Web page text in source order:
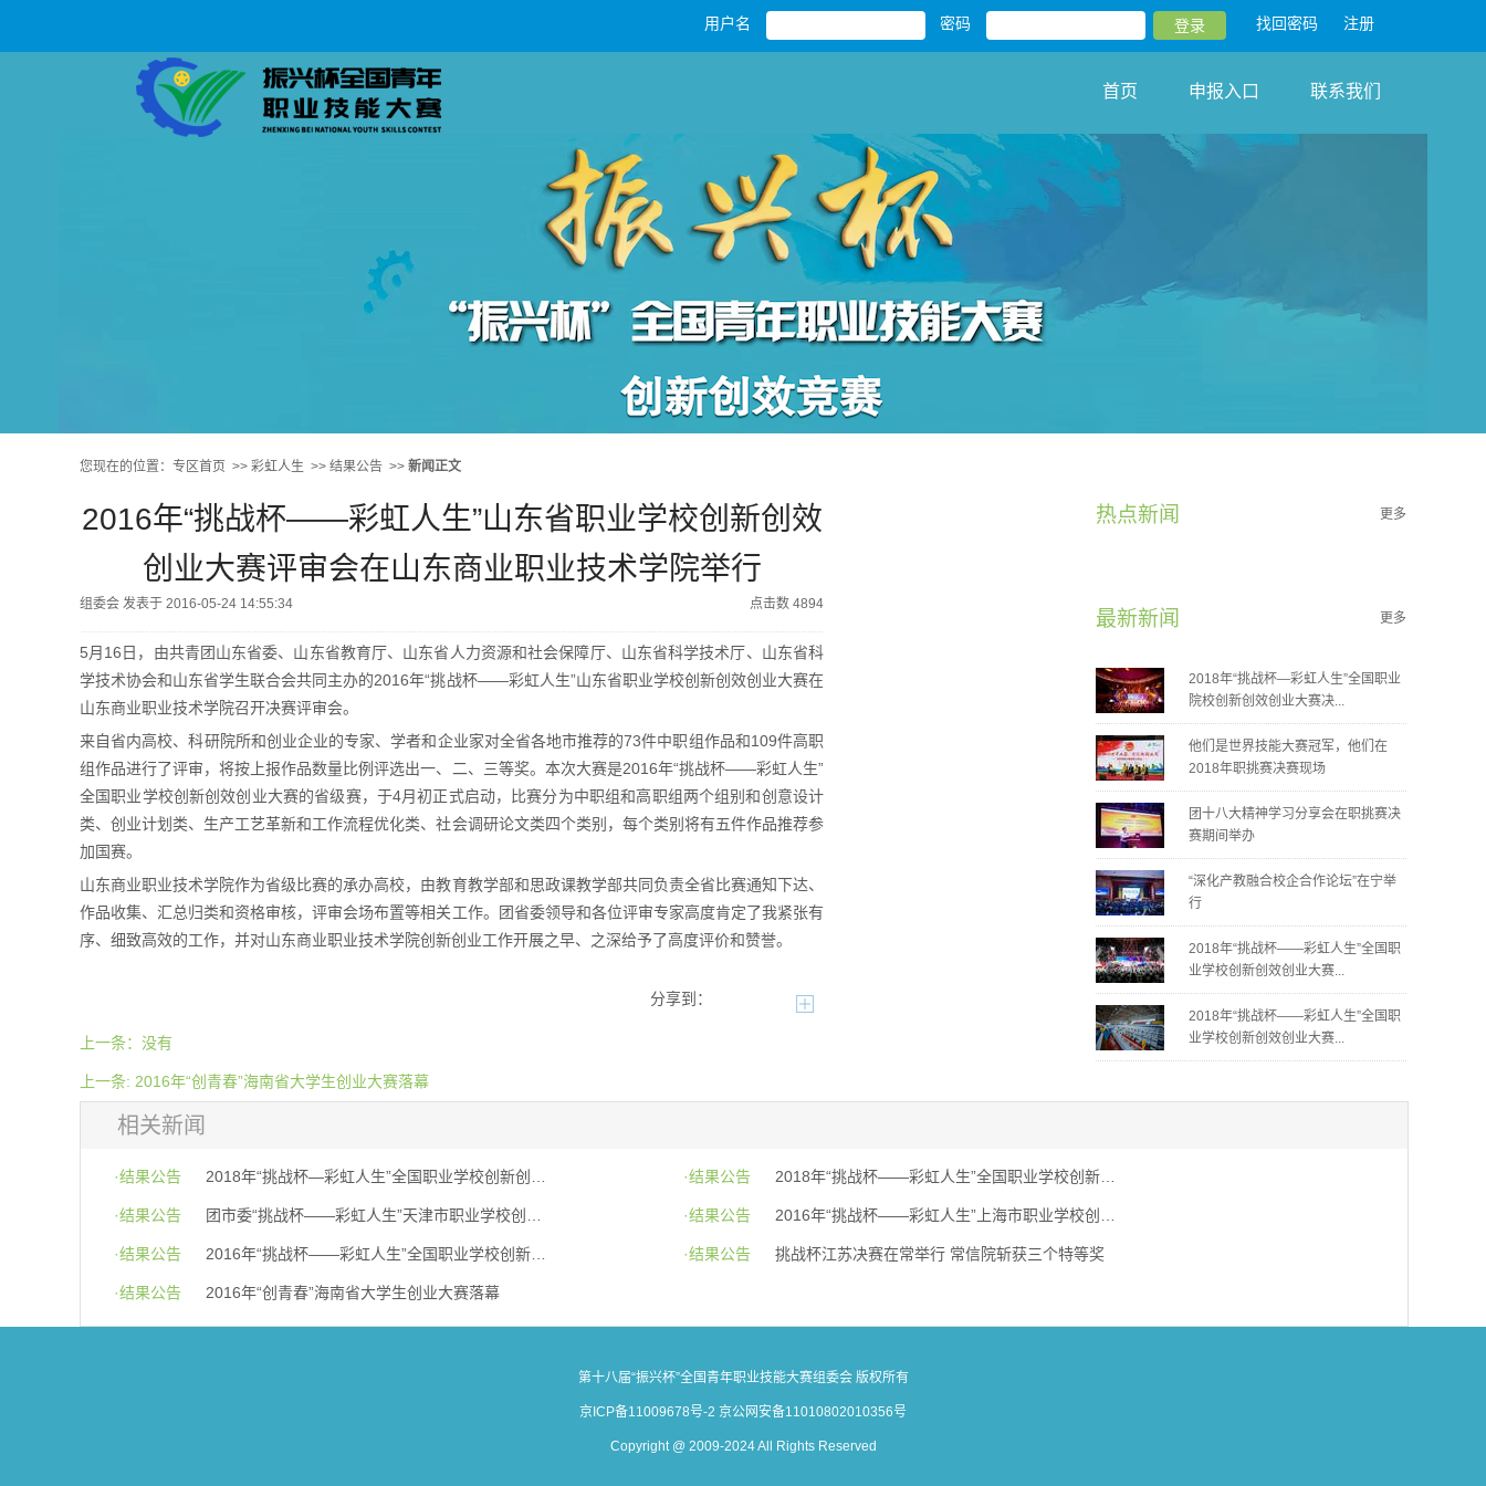
用户名 密码 找回密码 注册
首页 申报入口 联系我们
您现在的位置： 专区首页 >> 彩虹人生 >> 结果公告 >> 新闻正文
2016年“挑战杯——彩虹人生”山东省职业学校创新创效
创业大赛评审会在山东商业职业技术学院举行
组委会 发表于 2016-05-24 14:55:34 点击数 4894
5月16日，由共青团山东省委、山东省教育厅、山东省人力资源和社会保障厅、山东省科学技术厅、山东省科
学技术协会和山东省学生联合会共同主办的2016年“挑战杯——彩虹人生”山东省职业学校创新创效创业大赛在
山东商业职业技术学院召开决赛评审会。
来自省内高校、科研院所和创业企业的专家、学者和企业家对全省各地市推荐的73件中职组作品和109件高职
组作品进行了评审，将按上报作品数量比例评选出一、二、三等奖。本次大赛是2016年“挑战杯——彩虹人生”
全国职业学校创新创效创业大赛的省级赛，于4月初正式启动，比赛分为中职组和高职组两个组别和创意设计
类、创业计划类、生产工艺革新和工作流程优化类、社会调研论文类四个类别，每个类别将有五件作品推荐参
加国赛。
山东商业职业技术学院作为省级比赛的承办高校，由教育教学部和思政课教学部共同负责全省比赛通知下达、
作品收集、汇总归类和资格审核，评审会场布置等相关工作。团省委领导和各位评审专家高度肯定了我紧张有
序、细致高效的工作，并对山东商业职业技术学院创新创业工作开展之早、之深给予了高度评价和赞誉。
分享到：
上一条：没有
上一条: 2016年“创青春”海南省大学生创业大赛落幕
热点新闻 更多
最新新闻 更多
2018年“挑战杯—彩虹人生”全国职业
院校创新创效创业大赛决...
他们是世界技能大赛冠军，他们在
2018年职挑赛决赛现场
团十八大精神学习分享会在职挑赛决
赛期间举办
“深化产教融合校企合作论坛”在宁举
行
2018年“挑战杯——彩虹人生”全国职
业学校创新创效创业大赛...
2018年“挑战杯——彩虹人生”全国职
业学校创新创效创业大赛...
相关新闻
·结果公告
·结果公告
·结果公告
·结果公告 2016年“创青春”海南省大学生创业大赛落幕
·结果公告
·结果公告
·结果公告 挑战杯江苏决赛在常举行 常信院斩获三个特等奖
第十八届“振兴杯”全国青年职业技能大赛组委会 版权所有
京ICP备11009678号-2 京公网安备11010802010356号
Copyright @ 2009-2024 All Rights Reserved